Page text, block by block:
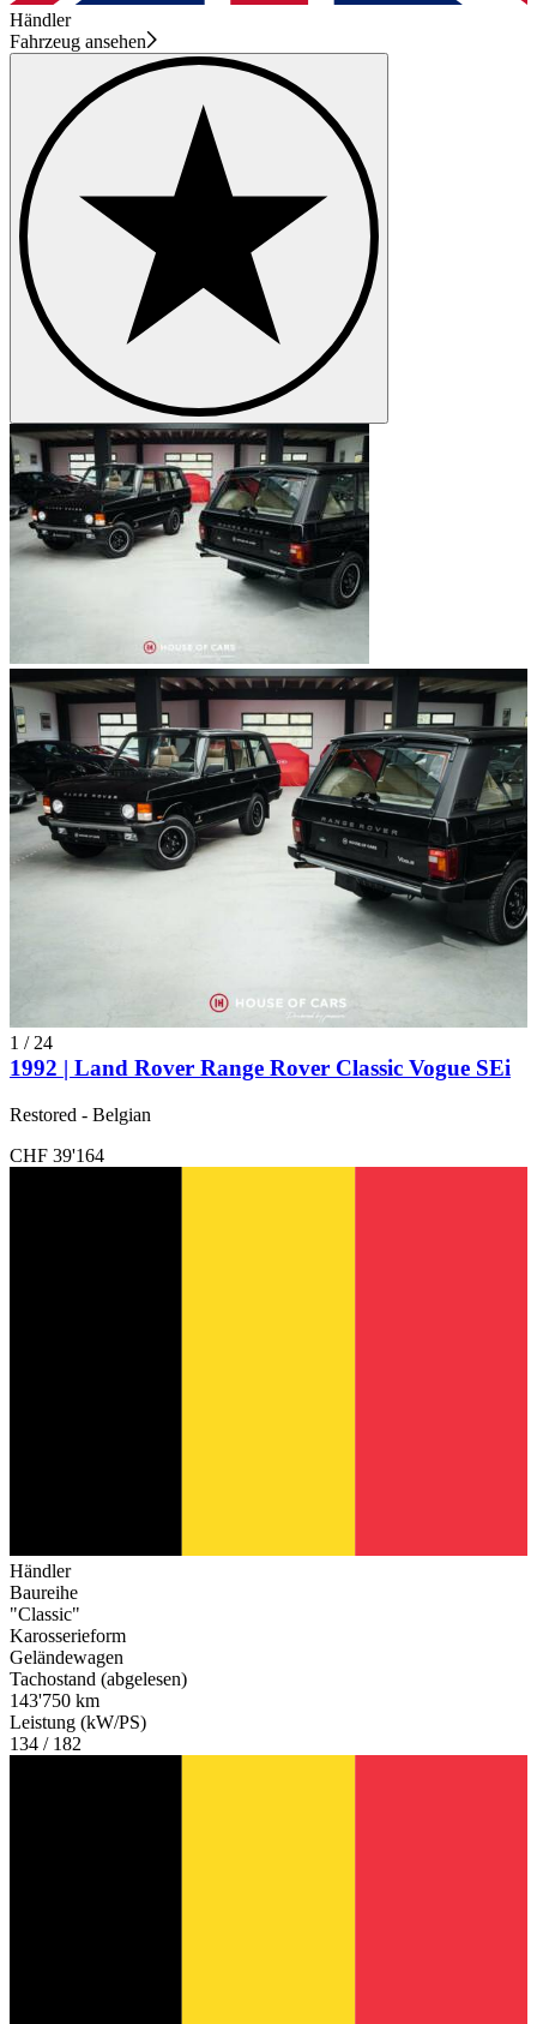
Händler
Fahrzeug ansehen
1 / 24
1992 | Land Rover Range Rover Classic Vogue SEi
Restored - Belgian
CHF 39'164
Händler
Baureihe
"Classic"
Karosserieform
Geländewagen
Tachostand (abgelesen)
143'750 km
Leistung (kW/PS)
134 / 182